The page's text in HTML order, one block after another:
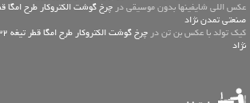
عكس اللي شايفينها بدون موسيقى در
صنعتی تمدن نژاد
کیک تولد با عکس بن تن در
نژاد